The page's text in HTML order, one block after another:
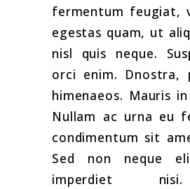
fermentum feugiat,
egestas quam, ut
nisl quis neque.
orci enim. Dnostra,
himenaeos. Mauris
Nullam ac urna eu
condimentum sit
Sed non neque
imperdiet